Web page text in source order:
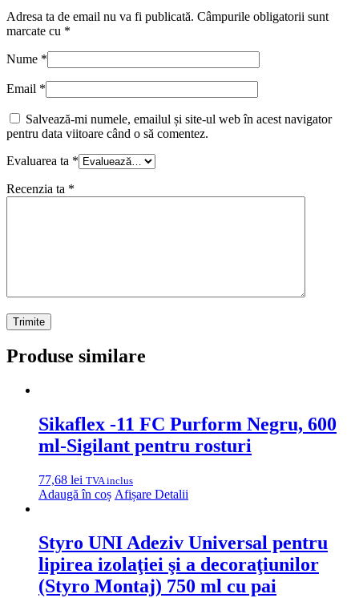
Adresa ta de email nu va fi publicată. Câmpurile obligatorii sunt
marcate cu *
Nume *
Email *
Salvează-mi numele, emailul și site-ul web în acest navigator
pentru data viitoare când o să comentez.
Evaluarea ta *
Recenzia ta *
Produse similare
Sikaflex -11 FC Purform Negru, 600
ml-Sigilant pentru rosturi
77,68 lei TVA inclus
Adaugă în coș Afișare Detalii
Styro UNI Adeziv Universal pentru
lipirea izolaţiei şi a decoraţiunilor
(Styro Montaj) 750 ml cu pai